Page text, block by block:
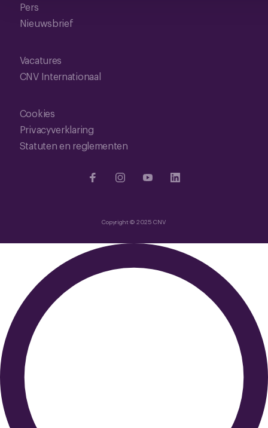
Pers
Nieuwsbrief
Vacatures
CNV Internationaal
Cookies
Privacyverklaring
Statuten en reglementen
Copyright © 2025 CNV